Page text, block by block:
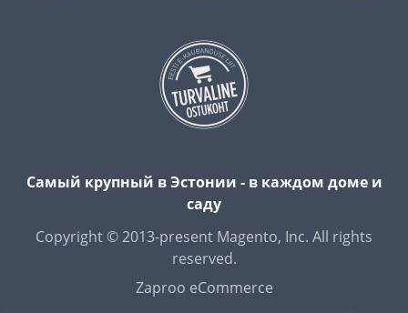
Самый крупный в Эстонии - в каждом доме и
саду
Copyright © 2013-present Magento, Inc. All rights
reserved.
Zaproo eCommerce